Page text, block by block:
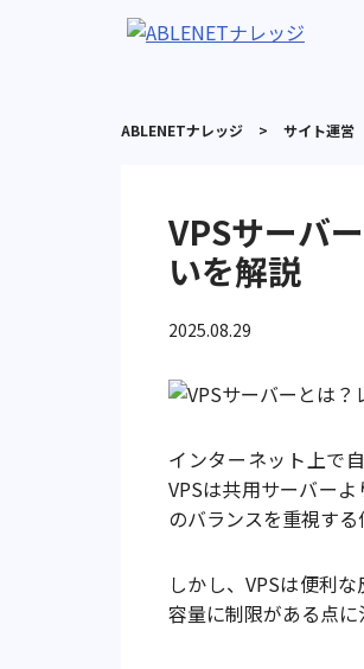
ABLENETナレッジ > サイト運営
VPSサーバ
いを解説
2025.08.29
インターネット上で
VPSは共用サーバー
のバランスを重視する
しかし、VPSは便利
容量に制限がある点に